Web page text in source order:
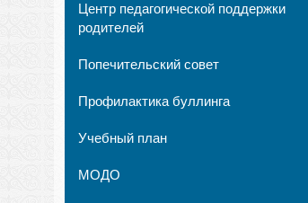
Центр педагогической поддержки
родителей
Попечительский совет
Профилактика буллинга
Учебный план
МОДО